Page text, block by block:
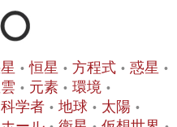
恒星 方程式
惑星
元素
環境
科学者 地球
太陽